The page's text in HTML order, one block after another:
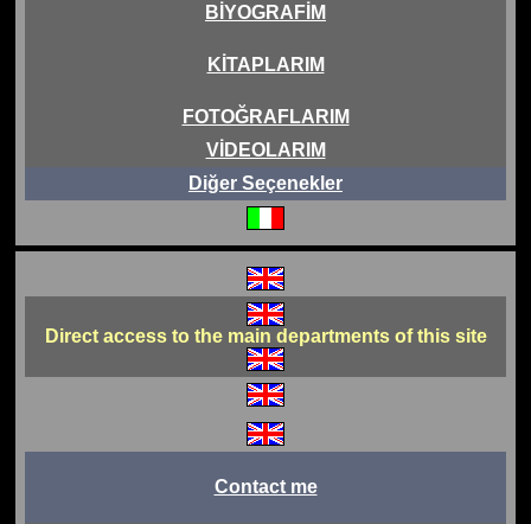
BİYOGRAFİM
KİTAPLARIM
FOTOĞRAFLARIM
VİDEOLARIM
Diğer Seçenekler
Direct access to the main departments of this site
Contact me